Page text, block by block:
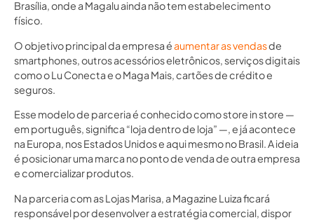
Brasília, onde a Magalu ainda não tem estabelecimento
físico.
O objetivo principal da empresa éaumentar as vendasde
smartphones, outros acessórios eletrônicos, serviços digitais
como o Lu Conecta e o Maga Mais, cartões de crédito e
seguros.
Esse modelo de parceria é conhecido como store in store —
em português, significa “loja dentro de loja” —, e já acontece
na Europa, nos Estados Unidos e aqui mesmo no Brasil. A ideia
é posicionar uma marca no ponto de venda de outra empresa
e comercializar produtos.
Na parceria com as Lojas Marisa, a Magazine Luiza ficará
responsável por desenvolver a estratégia comercial, dispor